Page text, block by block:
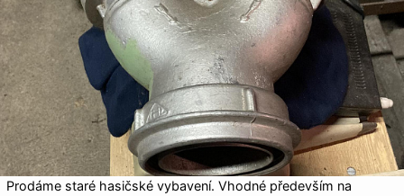
Prodáme staré hasičské vybavení. Vhodné především na